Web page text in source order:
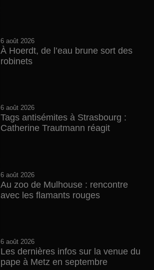
6 août 2026
À Hoerdt, de l’eau brune sort des
robinets
6 août 2026
Tags antisémites à Strasbourg :
Catherine Trautmann réagit
6 août 2026
Au zoo de Mulhouse : rencontre
avec les flamants rouges
6 août 2026
Les dernières infos sur la venue du
pape à Metz en septembre